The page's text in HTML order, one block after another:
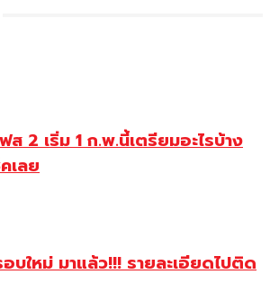
ส 2 เริ่ม 1 ก.พ.นี้เตรียมอะไรบ้าง
เลย
บใหม่ มาแล้ว!!! รายละเอียดไปติด